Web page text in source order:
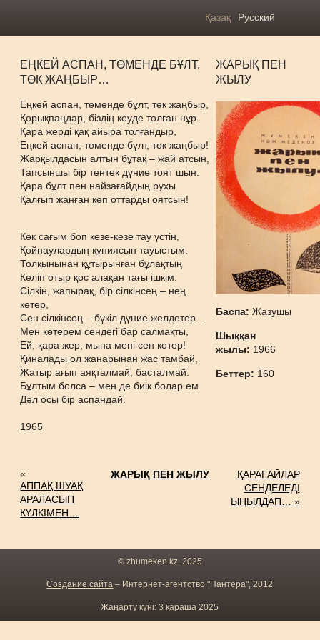
Қазақ Русский
ЕҢКЕЙ АСПАН, ТӨМЕНДЕ БҰЛТ,
ТӨК ЖАҢБЫР…
Еңкей аспан, төменде бұлт, төк жаңбыр,
Қорықпаңдар, біздің кеуде толған нұр.
Қара жерді қақ айыра толғандыр,
Еңкей аспан, төменде бұлт, төк жаңбыр!
Жарқылдасын алтын бұтақ – жай атсын,
Тапсыншы бір тентек дүние тоят шын.
Қара бұлт пен найзағайдың рухы
Қалғып жанған көп оттарды оятсын!
Көк сағым боп кезе-кезе тау үстін,
Қойнаулардың құпиясын тауыстым.
Толқынынан құтырынған бұлақтың
Келіп отыр қос алақан тағы ішкім.
Сілкін, жапырақ, бір сілкінсең – нең
кетер,
Сен сілкінсең – бүкіл дүние желдетер...
Мен көтерем сендегі бар салмақты,
Ей, қара жер, мына мені сен көтер!
Қиналады ол жанарынан жас тамбай,
Жатыр ағып аяқталмай, басталмай.
Бұлтым болса – мен де биік болар ем
Дәл осы бір аспандай.
1965
ЖАРЫҚ ПЕН
ЖЫЛУ
Баспа:Жазушы
Шыққан
жылы: 1966
Беттер: 160
«
АППАҚ ШУАҚ
АРАЛАСЫП
КҮЛКІМЕН…
ЖАРЫҚ ПЕН ЖЫЛУ
ҚАРАҒАЙЛАР
СЕНДЕЛЕДІ
ЫҢЫЛДАП… »
© zhumeken.kz, 2025
Создание сайта – Интернет-агентство "Пантера", 2012
Жаңарту күні: 3 қараша 2025